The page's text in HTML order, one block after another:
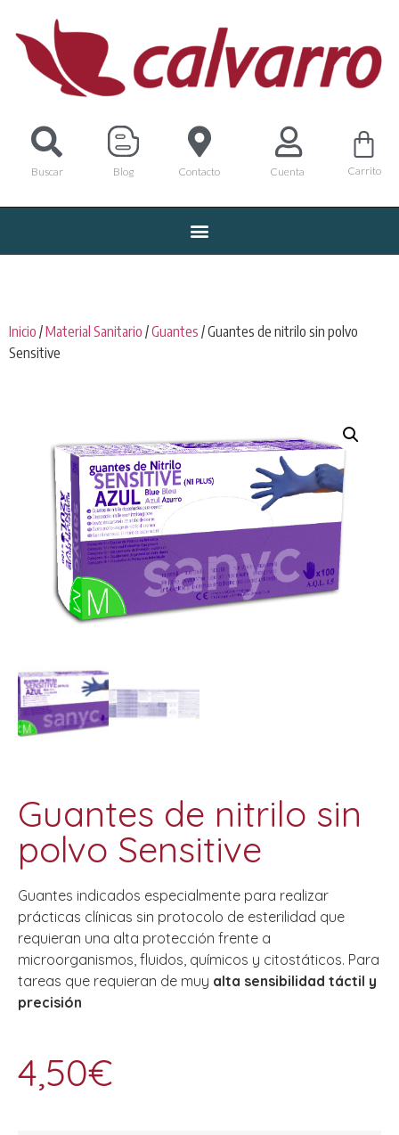
Buscar Blog Contacto Cuenta Carrito
Inicio /Material Sanitario /Guantes / Guantes de nitrilo sin polvo
Sensitive
Guantes de nitrilo sin
polvo Sensitive
Guantes indicados especialmente para realizar
prácticas clínicas sin protocolo de esterilidad que
requieran una alta protección frente a
microorganismos, fluidos, químicos y citostáticos. Para
tareas que requieran de muy alta sensibilidad táctil y
precisión
4,50€